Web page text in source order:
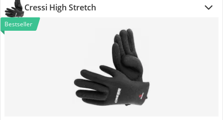
Cressi High Stretch
Bestseller